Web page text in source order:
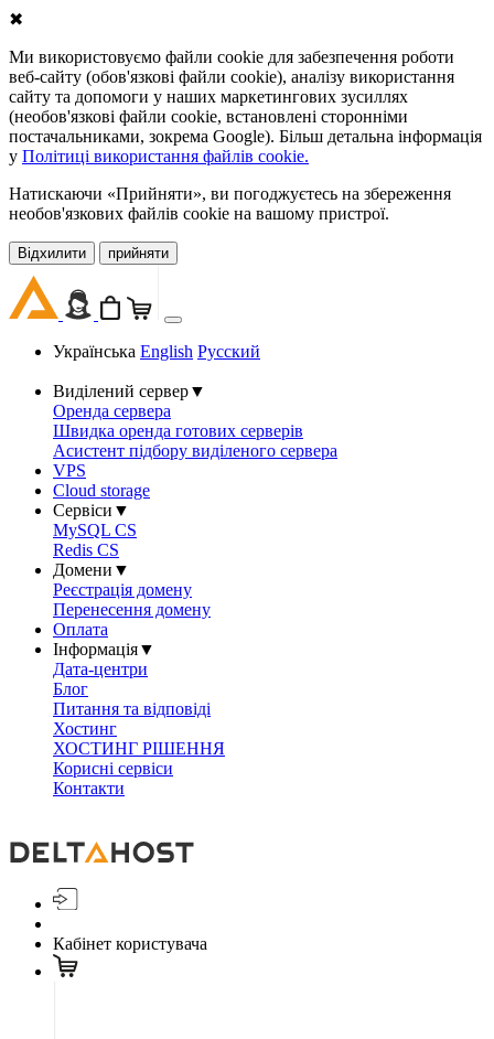
✖
Ми використовуємо файли cookie для забезпечення роботи
веб-сайту (обов'язкові файли cookie), аналізу використання
сайту та допомоги у наших маркетингових зусиллях
(необов'язкові файли cookie, встановлені сторонніми
постачальниками, зокрема Google). Більш детальна інформація
у Політиці використання файлів cookie.
Натискаючи «Прийняти», ви погоджуєтесь на збереження
необов'язкових файлів cookie на вашому пристрої.
Відхилити прийняти
Українська English Русский
Виділений сервер▼
Оренда сервера
Швидка оренда готових серверів
Асистент підбору виділеного сервера
VPS
Cloud storage
Сервіси ▼
MySQL CS
Redis CS
Домени ▼
Реєстрація домену
Перенесення домену
Оплата
Інформація▼
Дата-центри
Блог
Питання та відповіді
Хостинг
ХОСТИНГ РІШЕННЯ
Корисні сервіси
Контакти
Кабінет користувача